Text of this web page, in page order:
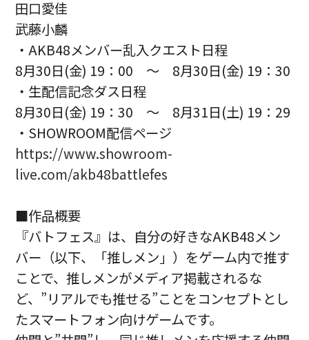
田口愛佳
武藤小麟
・AKB48メンバー乱入クエスト日程
8月30日(金) 19：00 ～ 8月30日(金) 19：30
・生配信記念ダス日程
8月30日(金) 19：30 ～ 8月31日(土) 19：29
・SHOWROOM配信ページ
https://www.showroom-
live.com/akb48battlefes
■作品概要
『バトフェス』は、自分の好きなAKB48メン
バー（以下、「推しメン」）をゲーム内で推す
ことで、推しメンがメディア掲載されるな
ど、”リアルでも推せる”ことをコンセプトとし
たスマートフォン向けゲームです。